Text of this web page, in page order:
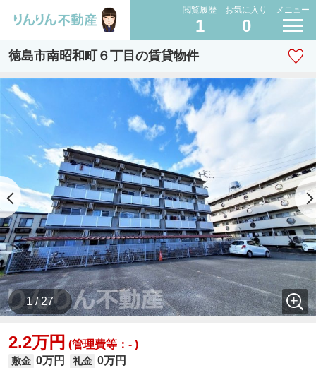
閲覧履歴
1
お気に入り
0
メニュー
徳島市南昭和町６丁目の賃貸物件
1 / 27
2.2万円 (管理費等：- )
敷金 0万円 礼金 0万円